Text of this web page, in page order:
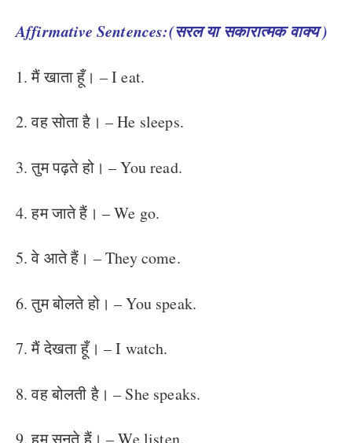
Affirmative Sentences:(सरल या सकारात्मक वाक्य )
1. मैं खाता हूँ। – I eat.
2. वह सोता है। – He sleeps.
3. तुम पढ़ते हो। – You read.
4. हम जाते हैं। – We go.
5. वे आते हैं। – They come.
6. तुम बोलते हो। – You speak.
7. मैं देखता हूँ। – I watch.
8. वह बोलती है। – She speaks.